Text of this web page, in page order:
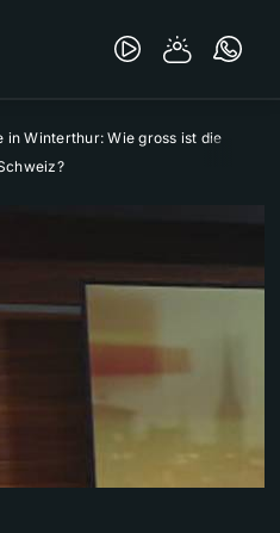
in Winterthur: Wie gross ist die